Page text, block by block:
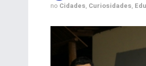
no Cidades, Curiosidades,